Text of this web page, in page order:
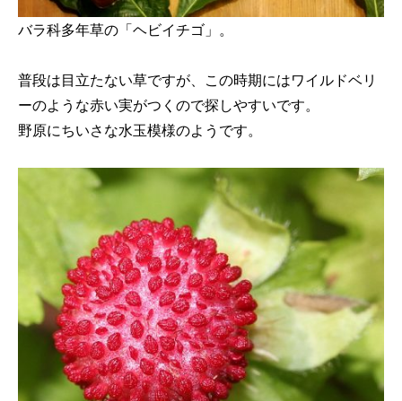
バラ科多年草の「ヘビイチゴ」。
普段は目立たない草ですが、この時期にはワイルドベリ
ーのような赤い実がつくので探しやすいです。
野原にちいさな水玉模様のようです。